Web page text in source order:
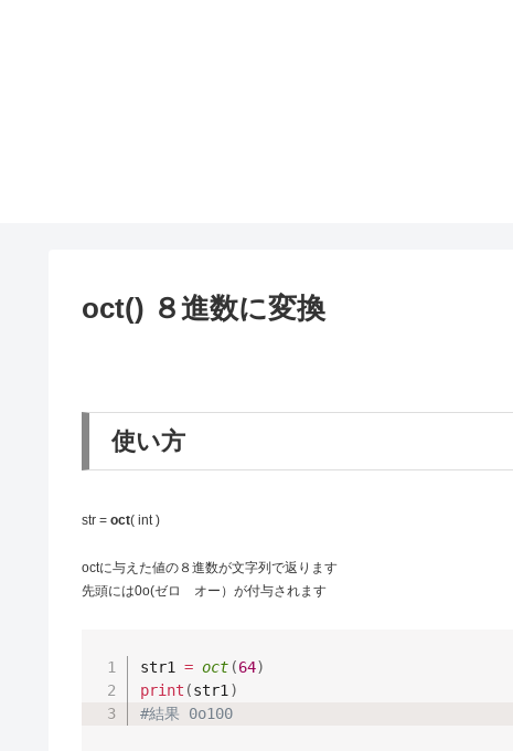
oct() ８進数に変換
使い方
str = oct( int )
octに与えた値の８進数が文字列で返ります
先頭には0o(ゼロ オー）が付与されます
str1 = oct (64)
print (str1)
#結果 0o100